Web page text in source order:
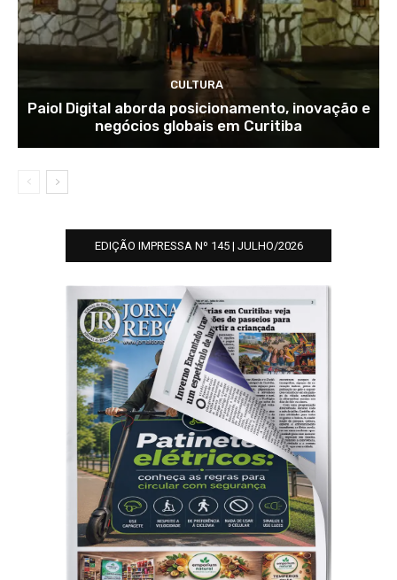
CULTURA
Paiol Digital aborda posicionamento, inovação e
negócios globais em Curitiba
EDIÇÃO IMPRESSA Nº 145 | JULHO/2026